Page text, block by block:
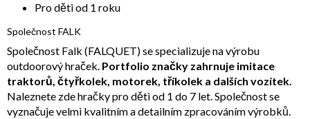
Pro děti od 1 roku
Společnost FALK
Společnost Falk (FALQUET) se specializuje na výrobu
outdoorový hraček. Portfolio značky zahrnuje imitace
traktorů, čtyřkolek, motorek, tříkolek a dalších vozítek.
Naleznete zde hračky pro děti od 1 do 7 let. Společnost se
vyznačuje velmi kvalitním a detailním zpracováním výrobků.